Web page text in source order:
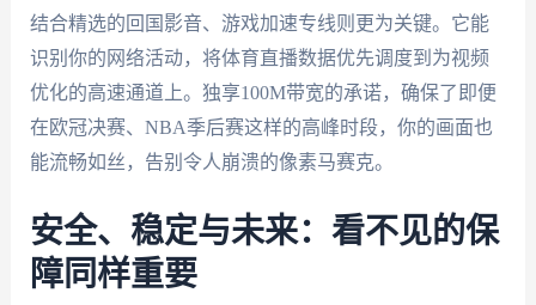
结合精选的回国影音、游戏加速专线则更为关键。它能
识别你的网络活动，将体育直播数据优先调度到为视频
优化的高速通道上。独享100M带宽的承诺，确保了即便
在欧冠决赛、NBA季后赛这样的高峰时段，你的画面也
能流畅如丝，告别令人崩溃的像素马赛克。
安全、稳定与未来：看不见的保
障同样重要